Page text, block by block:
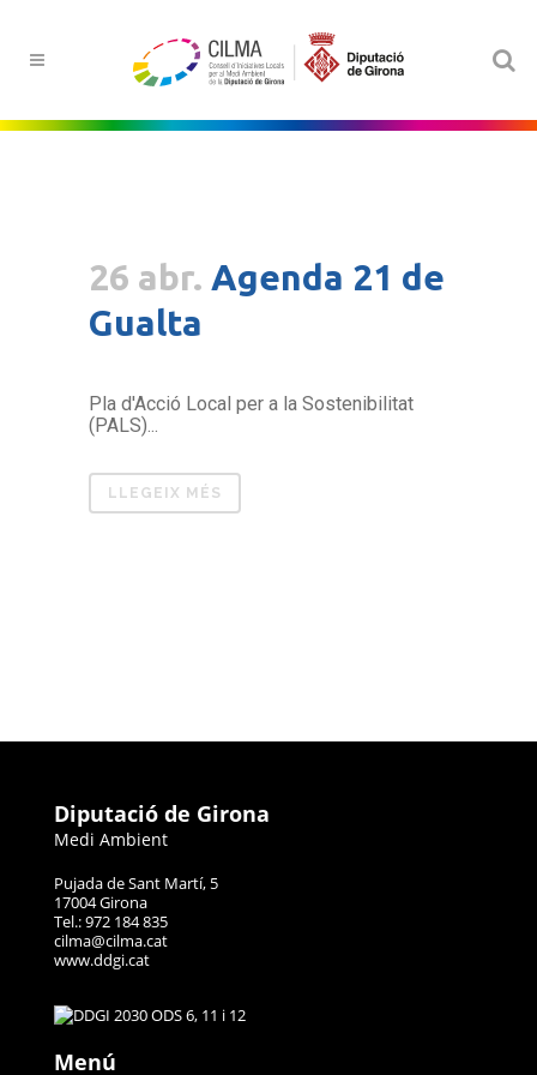
26 abr. Agenda 21 de
Gualta
Pla d'Acció Local per a la Sostenibilitat
(PALS)...
LLEGEIX MÉS
Diputació de Girona
Medi Ambient
Pujada de Sant Martí, 5
17004 Girona
Tel.: 972 184 835
cilma@cilma.cat
www.ddgi.cat
Menú